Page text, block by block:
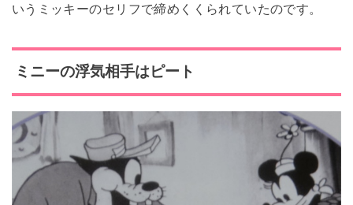
いうミッキーのセリフで締めくくられていたのです。
ミニーの浮気相手はピート